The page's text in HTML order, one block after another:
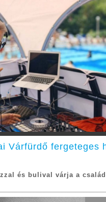
Várfürdő fergeteges
és bulival várja a